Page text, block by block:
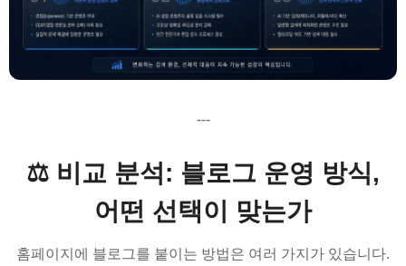
---
⚖️ 비교 분석: 블로그 운영 방식,
어떤 선택이 맞는가
홈페이지에 블로그를 붙이는 방법은 여러 가지가 있습니다.